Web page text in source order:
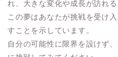
れ、大きな変化や成長が訪れる
この夢はあなたが挑戦を受け
すことを示しています。
自分の可能性に限界を設けず